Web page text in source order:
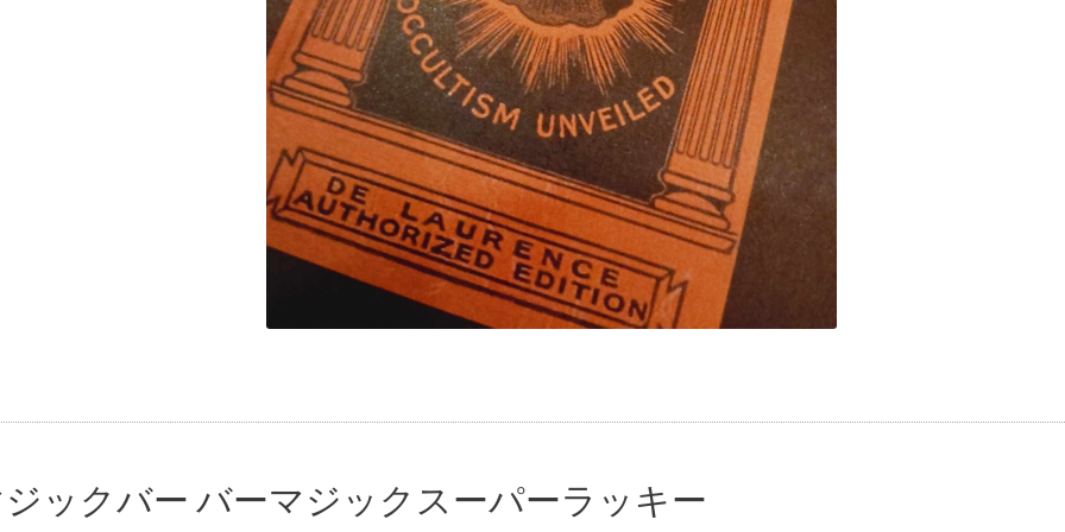
ックバー バーマジックスーパーラッキー